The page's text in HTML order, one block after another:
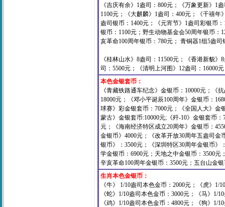
《吉庆有余》1盎司：800元；《万象更新》1
1100元；《大麒麟》1盎司：400元；《千禧
盎司银币：1400元；《元宵节》1盎司彩银币
银币：1100元； 野生动物基金会50周年银币：
亥革命100周年银币：780元； 青铜器1组5盎司
《桂林山水》8盎司：11500元；《香港新貌
司：5500元；《清明上河图》12盎司：16000
本色金银套币：
《青藏铁路通车纪念》金银币：10000元；《
18000元；《邓小平诞辰100周年》金银币：
球赛》彩金银套币：7000元；《全国人大》金
蒙古》金银套币:10000元;《歼-10》金银套币
元；《海南经济特区成立20周年》金银币：
金银币》4000元；《改革开放30周年五盎司金
银币》：3500元；《深圳特区30周年金银币》
学金银币：6900元； 天地之中金银币：3500元
辛亥革命100周年金银币：3500元； 五台山金银
生肖本色金银币：
《牛》 1/10盎司本色金币：2000元；《虎》
《蛇》1/10盎司本色金币：3000元；《马》1/
《鸡》1/10盎司本色金币：4800元；《狗》1/